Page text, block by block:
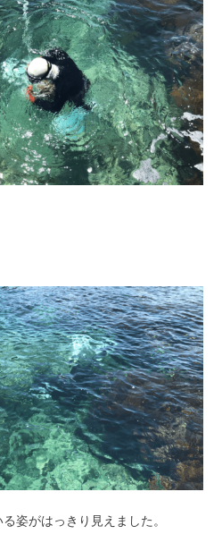
姿がはっきり見えました。